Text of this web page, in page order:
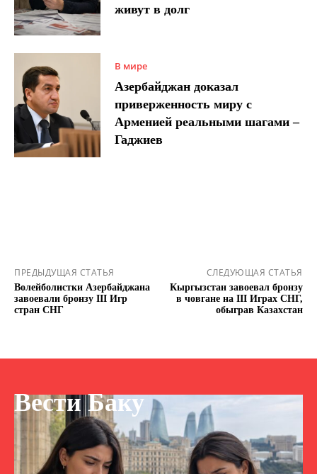
живут в долг
В мире
Азербайджан доказал
приверженность миру с
Арменией реальными шагами –
Гаджиев
ПРЕДЫДУЩАЯ СТАТЬЯ
Волейболистки Азербайджана
завоевали бронзу III Игр
стран СНГ
СЛЕДУЮЩАЯ СТАТЬЯ
Кыргызстан завоевал бронзу
в човгане на III Играх СНГ,
обыграв Казахстан
Вести Баку